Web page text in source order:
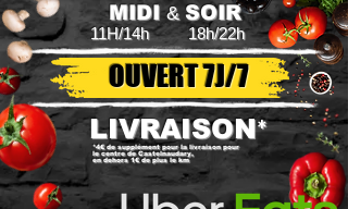
MIDI & SOIR
11H/14h18h/22h
OUVERT 7J/7
LIVRAISON*
*4€ de supplément pour la livraison pour
le centre de Castelnaudary,
en dehors 1€ de plus le km